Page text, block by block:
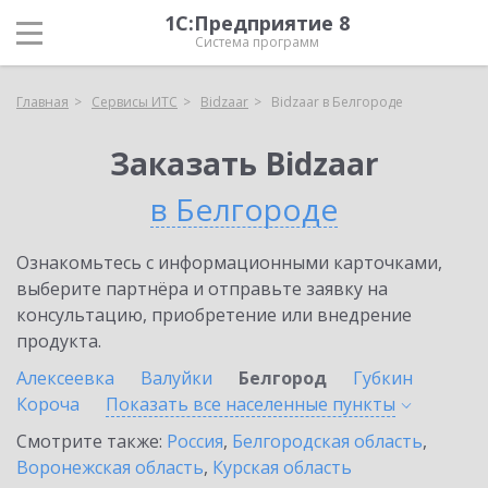
1С:Предприятие 8
Система программ
Главная Сервисы ИТС Bidzaar Bidzaar в Белгороде
Заказать Bidzaar
в Белгороде
Ознакомьтесь с информационными карточками,
выберите партнёра и отправьте заявку на
консультацию, приобретение или внедрение
продукта.
Алексеевка
Валуйки Белгород
Губкин
Короча
Показать все населенные пункты
Смотрите также: Россия, Белгородская область,
Воронежская область, Курская область